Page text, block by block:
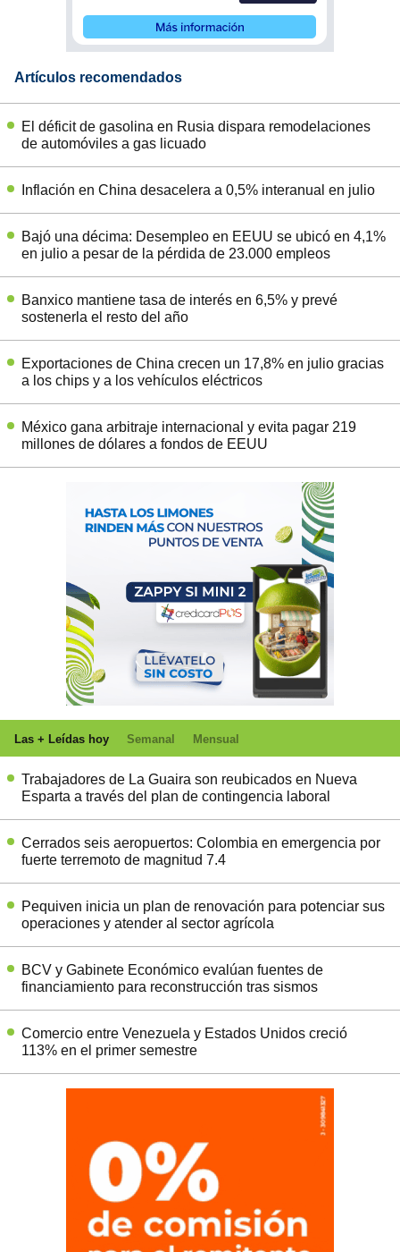
Artículos recomendados
El déficit de gasolina en Rusia dispara remodelaciones
de automóviles a gas licuado
Inflación en China desacelera a 0,5% interanual en julio
Bajó una décima: Desempleo en EEUU se ubicó en 4,1%
en julio a pesar de la pérdida de 23.000 empleos
Banxico mantiene tasa de interés en 6,5% y prevé
sostenerla el resto del año
Exportaciones de China crecen un 17,8% en julio gracias
a los chips y a los vehículos eléctricos
México gana arbitraje internacional y evita pagar 219
millones de dólares a fondos de EEUU
Las + Leídas hoy Semanal Mensual
Trabajadores de La Guaira son reubicados en Nueva
Esparta a través del plan de contingencia laboral
Cerrados seis aeropuertos: Colombia en emergencia por
fuerte terremoto de magnitud 7.4
Pequiven inicia un plan de renovación para potenciar sus
operaciones y atender al sector agrícola
BCV y Gabinete Económico evalúan fuentes de
financiamiento para reconstrucción tras sismos
Comercio entre Venezuela y Estados Unidos creció
113% en el primer semestre